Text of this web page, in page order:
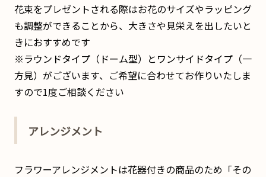
花束をプレゼントされる際はお花のサイズやラッピング
も調整ができることから、大きさや見栄えを出したいと
きにおすすめです
※ラウンドタイプ（ドーム型）とワンサイドタイプ（一
方見）がございます、ご希望に合わせてお作りいたしま
すので1度ご相談ください
アレンジメント
フラワーアレンジメントは花器付きの商品のため「その